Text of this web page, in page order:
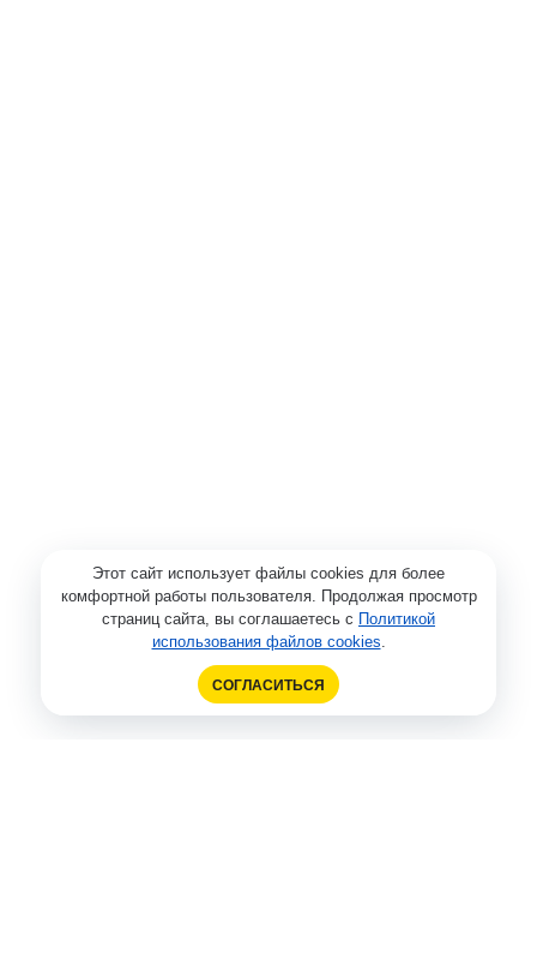
Этот сайт использует файлы cookies для более
комфортной работы пользователя. Продолжая просмотр
страниц сайта, вы соглашаетесь с Политикой
использования файлов cookies.
СОГЛАСИТЬСЯ